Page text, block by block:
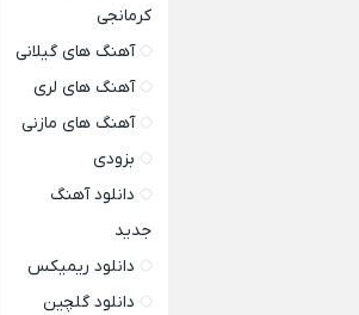
کرمانجی
آهنگ های گیلانی
آهنگ های لری
آهنگ های مازنی
بزودی
دانلود آهنگ
جدید
دانلود ریمیکس
دانلود گلچین